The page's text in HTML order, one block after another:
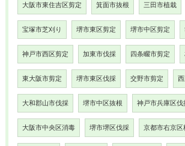
大阪市東住吉区剪定 箕面市抜根 三田市植栽
宝塚市芝刈り 堺市東区剪定 堺市中区剪定
神戸市西区剪定 加東市伐採 四条畷市剪定
東大阪市剪定 堺市東区伐採 交野市剪定
大和郡山市伐採 堺市中区抜根 神戸市兵庫区伐
大阪市中央区消毒 堺市堺区伐採 京都市右京区